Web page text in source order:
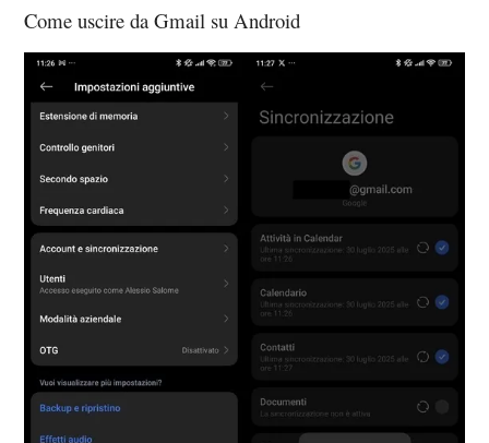
Come uscire da Gmail su Android